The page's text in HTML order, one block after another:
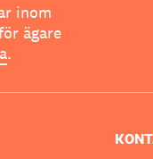
inom
ägare
.